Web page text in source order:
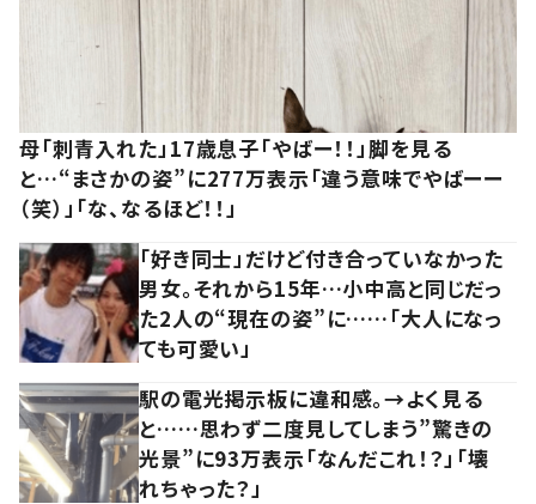
母「刺青入れた」17歳息子「やばー！！」脚を見る
と…“まさかの姿”に277万表示「違う意味でやばーー
（笑）」「な、なるほど！！」
「好き同士」だけど付き合っていなかった
男女。それから15年…小中高と同じだっ
た2人の“現在の姿”に……「大人になっ
ても可愛い」
駅の電光掲示板に違和感。→よく見る
と……思わず二度見してしまう”驚きの
光景”に93万表示「なんだこれ！？」「壊
れちゃった？」